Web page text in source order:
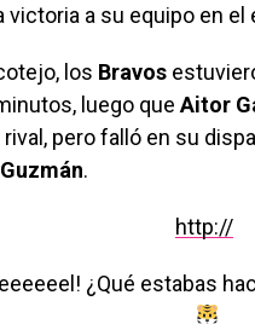
victoria a su equipo en el
los Bravos
luego que Aitor
pero falló en su
Guzmán.
http://
¿Qué estabas